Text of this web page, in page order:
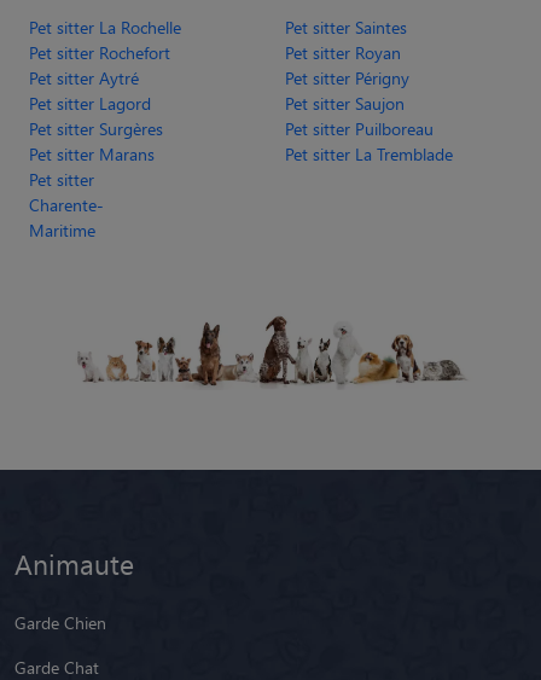
Pet sitter La Rochelle
Pet sitter Saintes
Pet sitter Rochefort
Pet sitter Royan
Pet sitter Aytré
Pet sitter Périgny
Pet sitter Lagord
Pet sitter Saujon
Pet sitter Surgères
Pet sitter Puilboreau
Pet sitter Marans
Pet sitter La Tremblade
Pet sitter
Charente-
Maritime
Animaute
Garde Chien
Garde Chat